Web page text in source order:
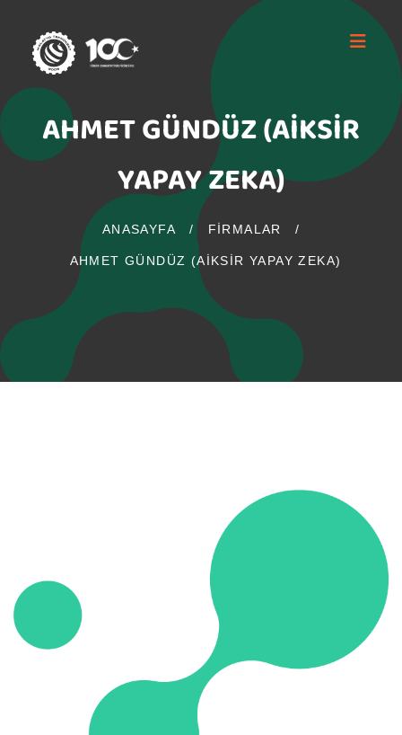
AHMET GÜNDÜZ (AIKSIR
YAPAY ZEKA)
ANASAYFA / FIRMALAR /
AHMET GÜNDÜZ (AIKSIR YAPAY ZEKA)